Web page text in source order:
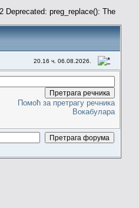
Deprecated: preg_replace(): The
20.16 ч. 06.08.2026.
Помоћ за претрагу речника
Вокабулара